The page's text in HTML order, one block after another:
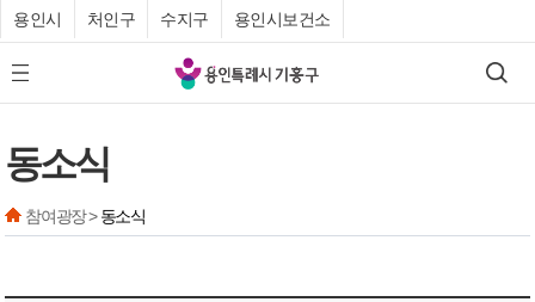
용인시 처인구 수지구 용인시보건소
모바일 메뉴 버튼
기
흥
검색
동소식
참여광장 >동소식